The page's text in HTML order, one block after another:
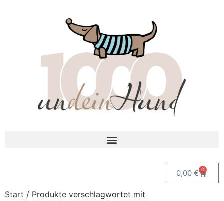
0,00 € 0
Start / Produkte verschlagwortet mit